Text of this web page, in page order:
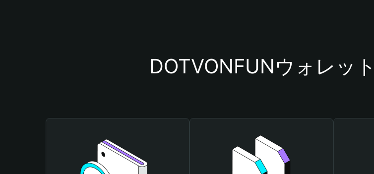
DOTVONFUNウォレッ